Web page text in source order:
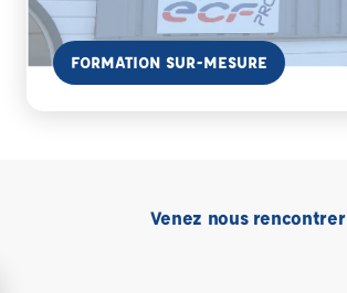
En savoir plus
FORMATION SUR-MESURE
Venez nous rencontrer